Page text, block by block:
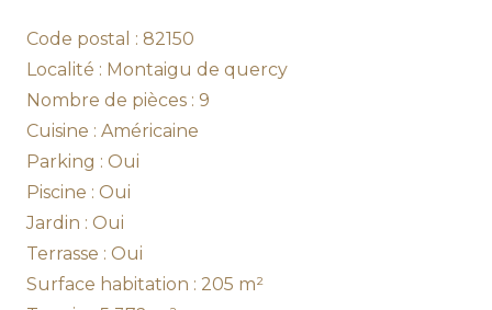
Code postal : 82150
Localité : Montaigu de quercy
Nombre de pièces : 9
Cuisine : Américaine
Parking : Oui
Piscine : Oui
Jardin : Oui
Terrasse : Oui
Surface habitation : 205 m²